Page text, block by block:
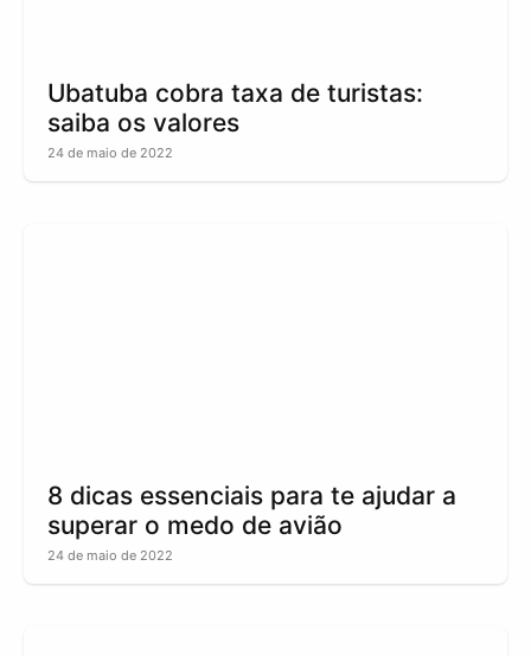
Ubatuba cobra taxa de turistas:
saiba os valores
24 de maio de 2022
8 dicas essenciais para te ajudar a
superar o medo de avião
24 de maio de 2022